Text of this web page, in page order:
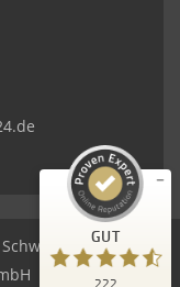
GUT
222
Ingo Schwarz
ProvenExpert.com
8
Bewertungen auf
ProvenExpert.com